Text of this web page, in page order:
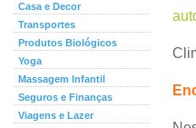
Casa e Decor
Transportes
Produtos Biológicos
Yoga
Massagem Infantil
Seguros e Finanças
Viagens e Lazer